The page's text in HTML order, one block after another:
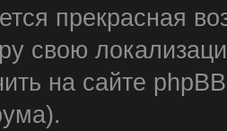
прекрасная
свою
на сайте